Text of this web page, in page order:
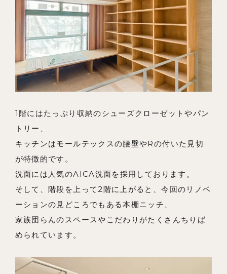
採用情報
よくあるご質問
1階にはたっぷり収納のシューズクローゼットやパン
トリー、
キッチンはモールテックスの腰壁やRの付いた見切
が特徴的です。
洗面には人気のAICA洗面を採用しております。
そして、階段を上って2階に上がると、今回のリノベ
ーションの見どころでもある本棚ニッチ、
家族団らんのスペースやこだわりがたくさんちりば
められています。